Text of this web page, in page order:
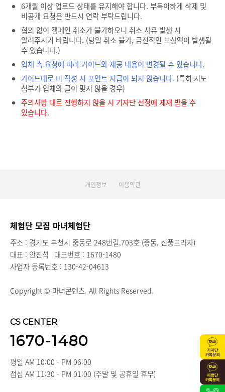
6개월 이상 업로드 상태를 유지해야 합니다. 부득이하게 삭제 및
비공개 요청은 반드시 연락 부탁드립니다.
협의 없이 캠페인 취소가 불가하오니 취소 사유 발생 시
알려주시기 바랍니다. (당일 취소 불가, 금전적인 보상액이 발생될
수 있습니다.)
업체 측 요청에 따라 가이드와 제공 내용이 변경될 수 있습니다.
가이드대로 미 작성 시 포인트 지급이 되지 않습니다. (특히 지도
첨부가 업체와 글이 맞지 않을 경우)
주의사항 대로 진행하지 않을 시 기자단 선정에 제재 받을 수
있습니다.
개인정보 이용약관
체험단 모집 마녀체험단
주소 : 경기도 부천시 중동로 248번길,703호 (중동, 신풍프라자)
대표 : 안진석 대표번호 : 1670-1480
사업자 등록번호 : 130-42-04613
Copyright © 마녀콘텐츠. All Rights Reserved.
CS CENTER
1670-1480
평일 AM 10:00 - PM 06:00
점심 AM 11:30 - PM 01:00 (주말 및 공휴일 휴무)